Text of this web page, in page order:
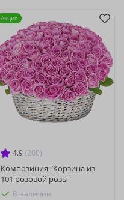
4.9 (200)
Композиция "Корзина из
101 розовой розы"
В наличии
Акция